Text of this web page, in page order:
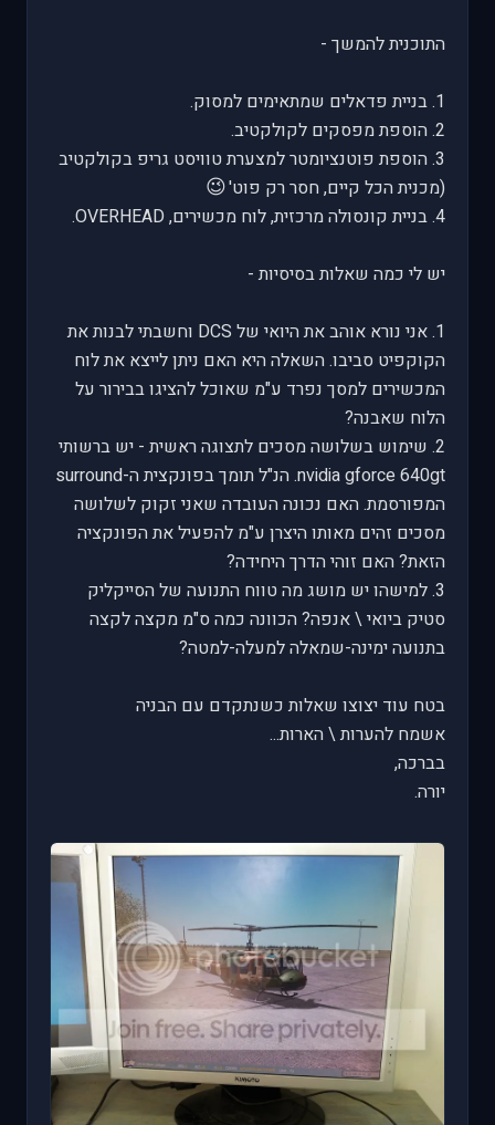
התוכנית להמשך -
1. בניית פדאלים שמתאימים למסוק.
2. הוספת מפסקים לקולקטיב.
3. הוספת פוטנציומטר למצערת טוויסט גריפ בקולקטיב
(מכנית הכל קיים, חסר רק פוט'😉
4. בניית קונסולה מרכזית, לוח מכשירים, OVERHEAD.
יש לי כמה שאלות בסיסיות -
1. אני נורא אוהב את היואי של DCS וחשבתי לבנות את
הקוקפיט סביבו. השאלה היא האם ניתן לייצא את לוח
המכשירים למסך נפרד ע"מ שאוכל להציגו בבירור על
הלוח שאבנה?
2. שימוש בשלושה מסכים לתצוגה ראשית - יש ברשותי
nvidia gforce 640gt. הנ"ל תומך בפונקצית ה-surround
המפורסמת. האם נכונה העובדה שאני זקוק לשלושה
מסכים זהים מאותו היצרן ע"מ להפעיל את הפונקציה
הזאת? האם זוהי הדרך היחידה?
3. למישהו יש מושג מה טווח התנועה של הסייקליק
סטיק ביואי \ אנפה? הכוונה כמה ס"מ מקצה לקצה
בתנועה ימינה-שמאלה למעלה-למטה?
בטח עוד יצוצו שאלות כשנתקדם עם הבניה
אשמח להערות \ הארות...
בברכה,
יורה.